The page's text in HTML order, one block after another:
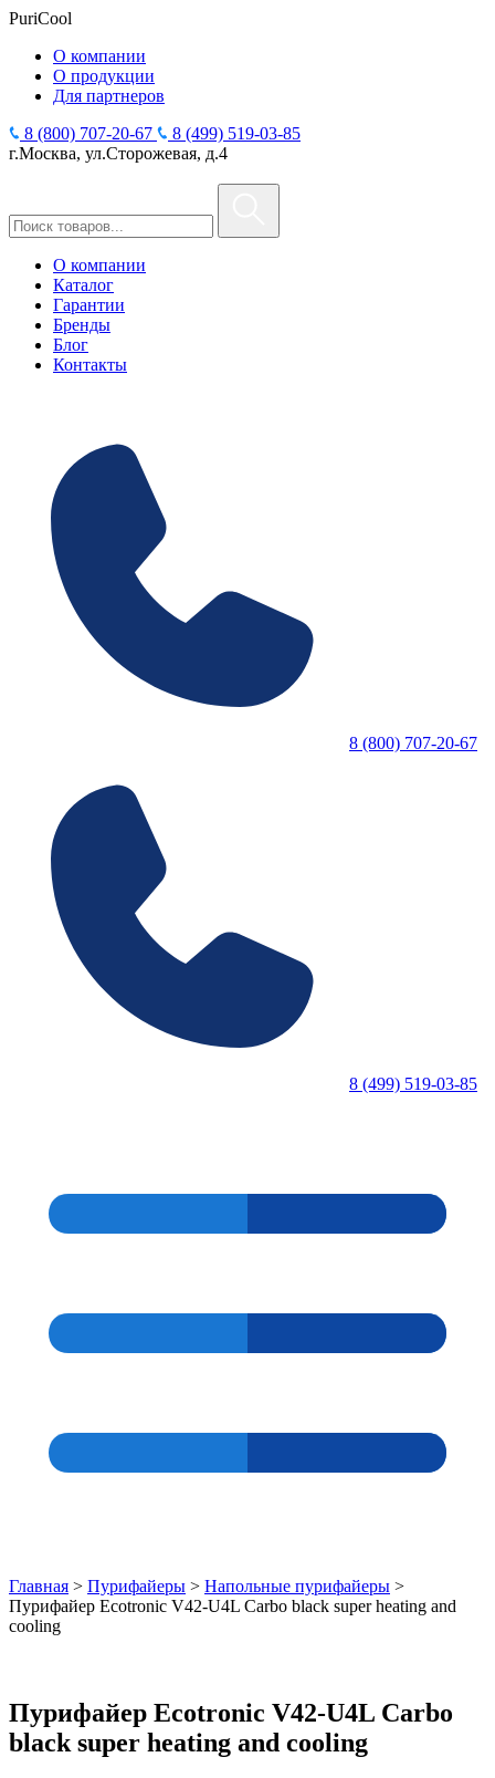
PuriCool
О компании
О продукции
Для партнеров
8 (800) 707-20-67
8 (499) 519-03-85
г.Москва, ул.Сторожевая, д.4
О компании
Каталог
Гарантии
Бренды
Блог
Контакты
8 (800) 707-20-67
8 (499) 519-03-85
Главная > Пурифайеры > Напольные пурифайеры >
Пурифайер Ecotronic V42-U4L Carbo black super heating and
cooling
Пурифайер Ecotronic V42-U4L Carbo
black super heating and cooling